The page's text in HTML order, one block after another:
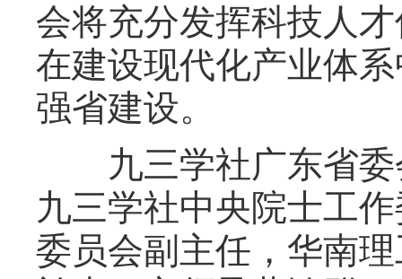
会将充分发挥科技人
在建设现代化产业体
强省建设。
九三学社广东省委
九三学社中央院士工
委员会副主任，华南